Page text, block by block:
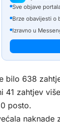
Sve objave
Brze obavijesti o
Izravno u
bilo 638
zahtjev
posto.